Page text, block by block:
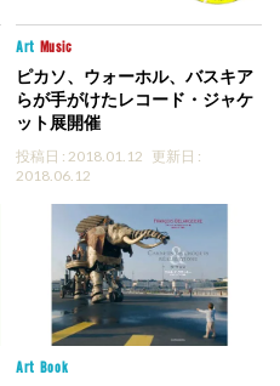
Art Music
ピカソ、ウォーホル、バスキア
らが手がけたレコード・ジャケ
ット展開催
投稿日 : 2018.01.12 更新日 :
2018.06.12
Art Book